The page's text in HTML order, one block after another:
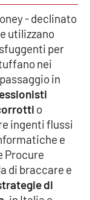
- declinato
utilizzano
per
nei
in
o
ingenti flussi
e
Procure
di braccare e
di